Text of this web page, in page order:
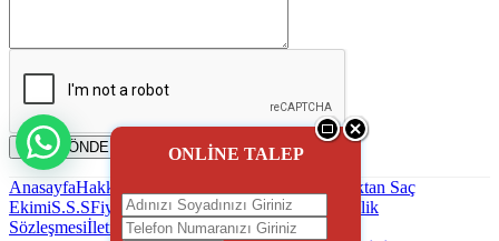
MAİL GÖNDER
AnasayfaHakkımızda
Uzaktan Saç
EkimiS.S.SFiyatlandırmaReklam uygulaması
Gizlilik
Sözleşmesiİletişim
ONLİNE TALEP